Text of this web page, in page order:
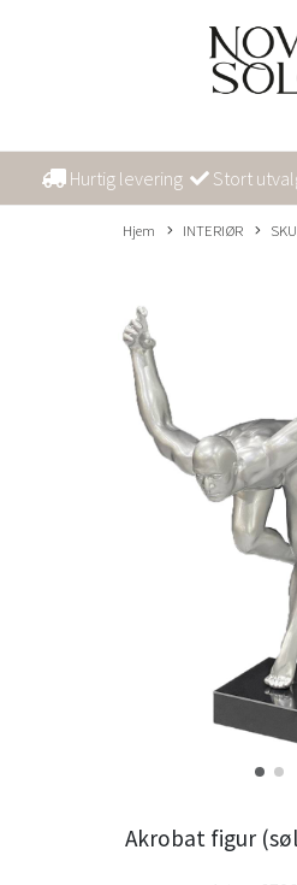
Hurtig levering Stort
Hjem INTERIØR
Akrobat figur